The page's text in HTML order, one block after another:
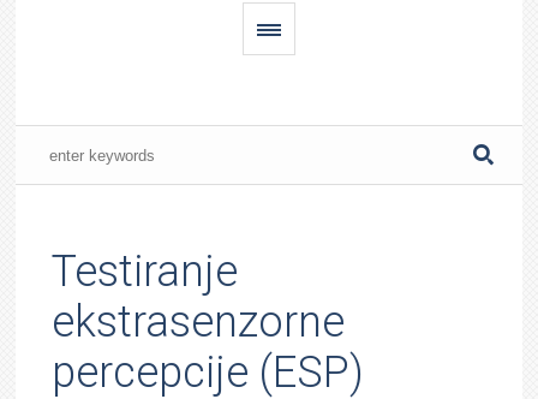
Testiranje
ekstrasenzorne
percepcije (ESP)